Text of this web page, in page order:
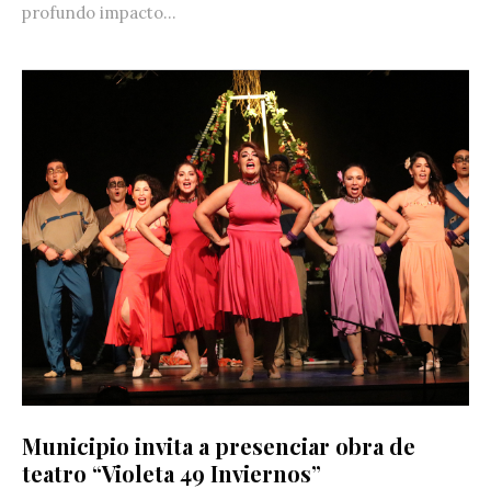
profundo impacto...
Municipio invita a presenciar obra de
teatro “Violeta 49 Inviernos”